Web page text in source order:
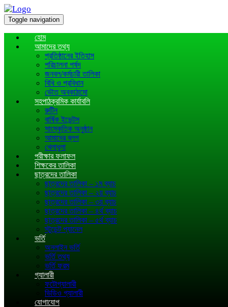
Toggle navigation
হোম
আমাদের তথ্য
প্রতিষ্ঠানের ইতিহাস
পরিচালনা পর্ষদ
জনবল/কর্মচারী তালিকা
বিধি ও প্রবিধান
ভৌত অবকাঠামো
সহপাঠক্রমিক কার্যাবলি
রুটিন
বার্ষিক ইভেন্টস
সাংস্কৃতিক অনুষ্ঠান
আমাদের ব্লগ
খেলাধূলা
পরীক্ষার ফলাফল
শিক্ষকের তালিকা
ছাত্রদের তালিকা
ছাত্রদের তালিকা – ১ম ব্যাচ
ছাত্রদের তালিকা – ২য় ব্যাচ
ছাত্রদের তালিকা – ৩য় ব্যাচ
ছাত্রদের তালিকা – ৪র্থ ব্যাচ
ছাত্রদের তালিকা – ৫র্থ ব্যাচ
স্টুডেন্ট প্যানেল
ভর্তি
অনলাইন ভর্তি
ভর্তি তথ্য
ভর্তি ফরম
গ্যালারী
ফটোগ্যালারী
ভিডিও গ্যালারী
যোগাযোগ